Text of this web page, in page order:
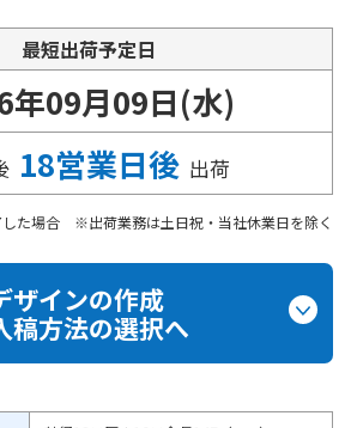
最短出荷予定日
年09月09日(水)
18営業日後 出荷
した場合 ※出荷業務は土日祝・当社休業日を除く
ザインの作成
稿方法の選択へ